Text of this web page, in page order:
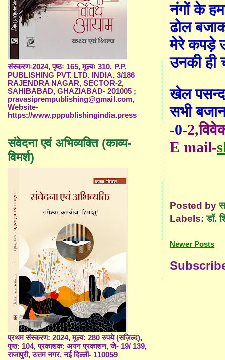
नंगों के
ढोल
मेरे कपड़े
उनकी ही
खेल
सभी
-0-2,
E mail-
Posted by
Labels:डॉ.
Newer Posts
संस्करणः2024, पृष्ठः 165, मूल्यः 310, P.P.
PUBLISHING PVT. LTD. INDIA. 3/186
RAJENDRA NAGAR, SECTOR-2,
SAHIBABAD, GHAZIABAD- 201005 ;
pravasiprempublishing@gmail.com,
Website-
https://www.pppublishingindia.press
संवेदना एवं अभिव्यक्ति (काव्य-
विमर्श)
प्रथम संस्करण: 2024, मूल्य: 280 रुपये (सज़िल्द),
पृष्ठ: 104, प्रकाशक: अयन प्रकाशन, जे- 19/ 139,
राजापुरी, उत्तम नगर, नई दिल्ली- 110059